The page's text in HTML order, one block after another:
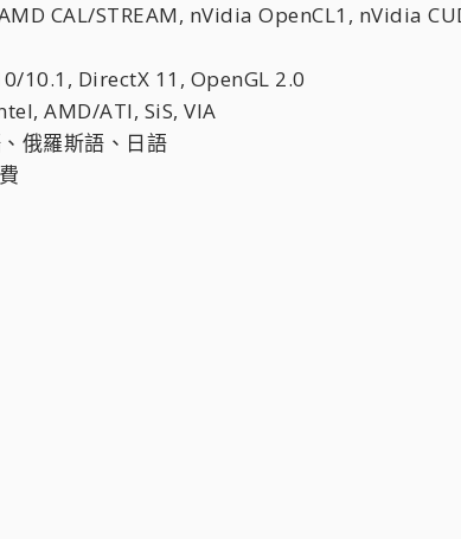
CAL/STREAM, nVidia OpenCL1, nVidia
10.1, DirectX 11, OpenGL 2.0
AMD/ATI, SiS, VIA
俄羅斯語、日語